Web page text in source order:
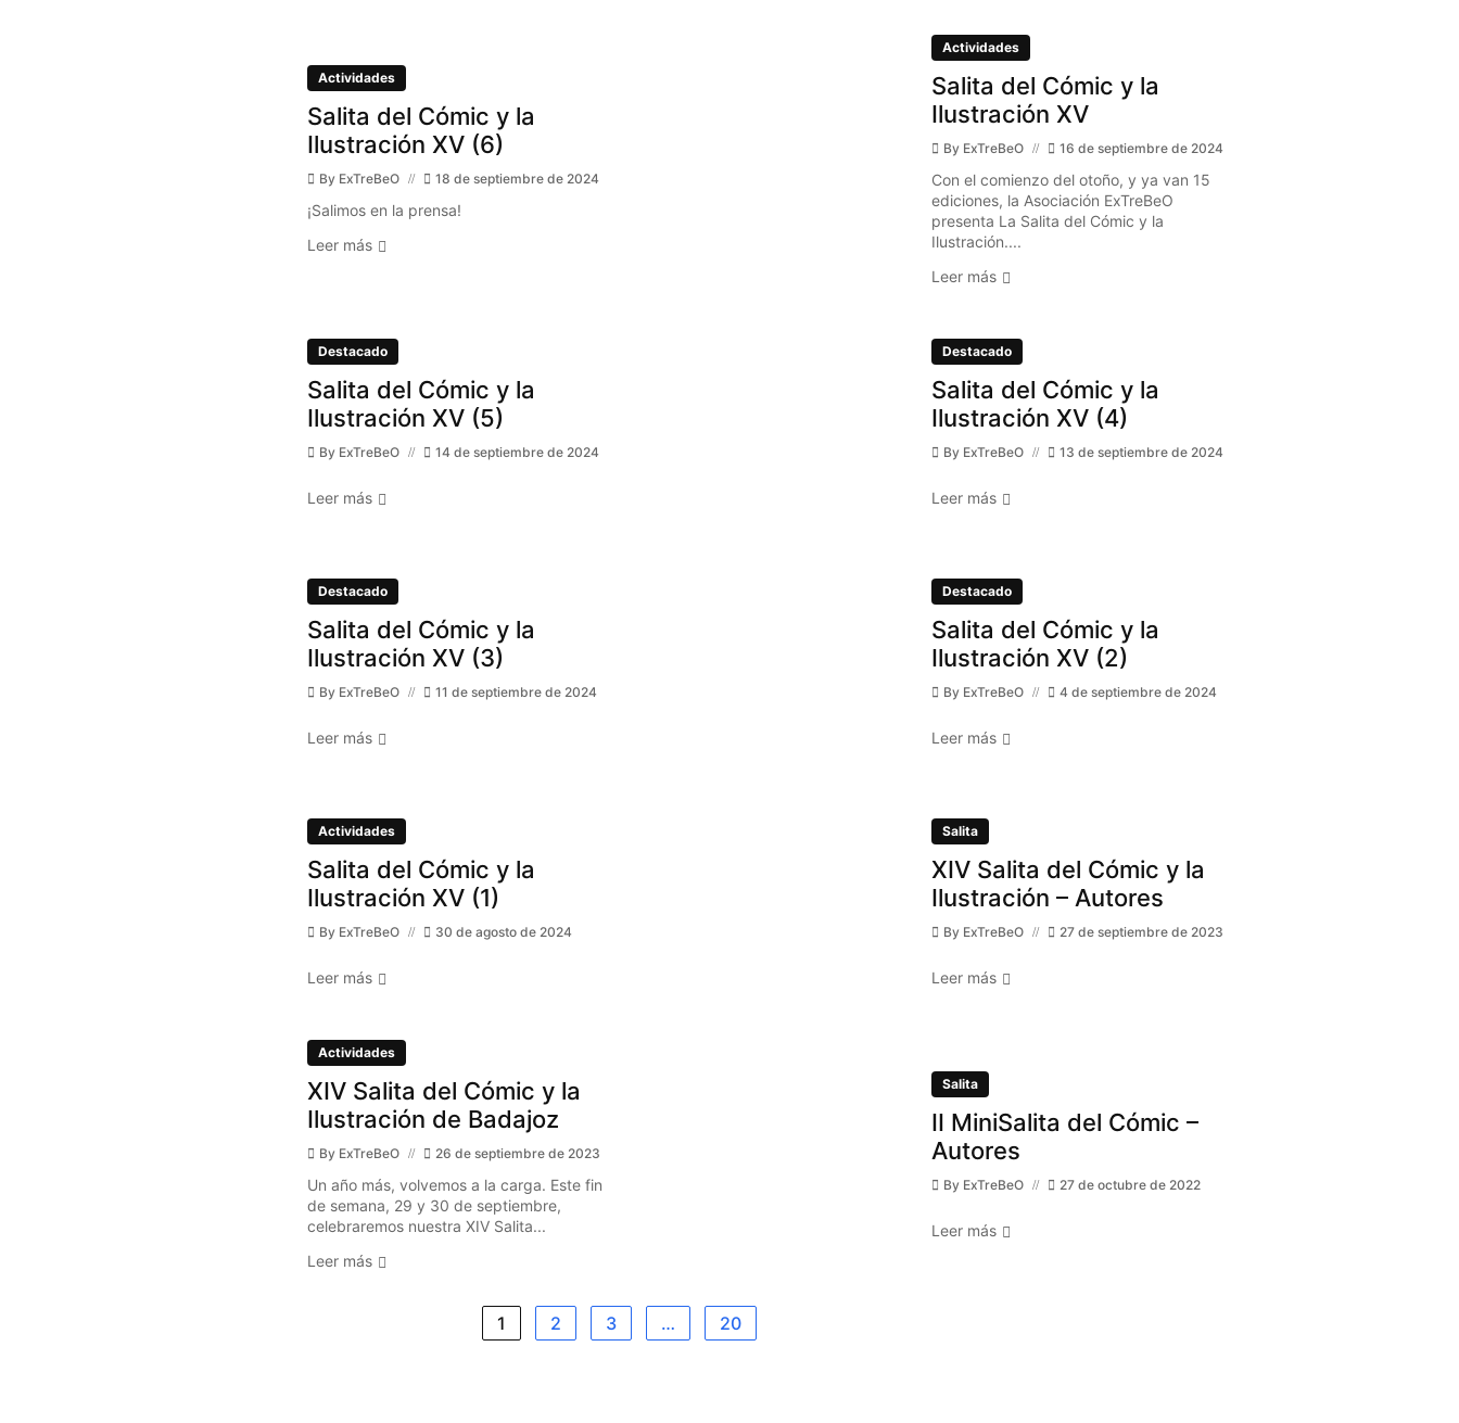
Actividades
Salita del Cómic y la
Ilustración XV (6)
By ExTreBeO 18 de septiembre de 2024
¡Salimos en la prensa!
Leer más
Actividades
Salita del Cómic y la
Ilustración XV
By ExTreBeO 16 de septiembre de 2024
Con el comienzo del otoño, y ya van 15
ediciones, la Asociación ExTreBeO
presenta La Salita del Cómic y la
Ilustración....
Leer más
Destacado
Salita del Cómic y la
Ilustración XV (5)
By ExTreBeO 14 de septiembre de 2024
Leer más
Destacado
Salita del Cómic y la
Ilustración XV (4)
By ExTreBeO 13 de septiembre de 2024
Leer más
Destacado
Salita del Cómic y la
Ilustración XV (3)
By ExTreBeO 11 de septiembre de 2024
Leer más
Destacado
Salita del Cómic y la
Ilustración XV (2)
By ExTreBeO 4 de septiembre de 2024
Leer más
Actividades
Salita del Cómic y la
Ilustración XV (1)
By ExTreBeO 30 de agosto de 2024
Leer más
Salita
XIV Salita del Cómic y la
Ilustración – Autores
By ExTreBeO 27 de septiembre de 2023
Leer más
Actividades
XIV Salita del Cómic y la
Ilustración de Badajoz
By ExTreBeO 26 de septiembre de 2023
Un año más, volvemos a la carga. Este fin
de semana, 29 y 30 de septiembre,
celebraremos nuestra XIV Salita...
Leer más
Salita
II MiniSalita del Cómic –
Autores
By ExTreBeO 27 de octubre de 2022
Leer más
1 2 3 … 20